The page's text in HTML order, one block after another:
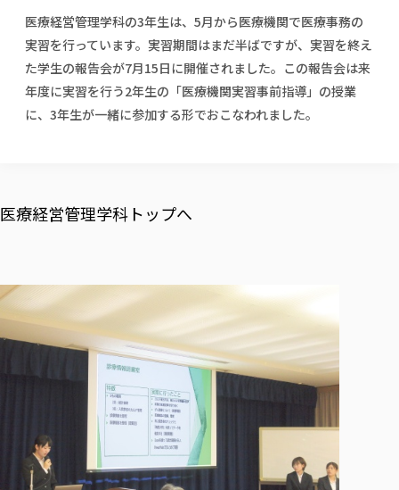
寄附の受け入れ
関連法人
教職員募集
役員・評議員一覧
一般事業主行動計画
公的資金等の不正使用の防止に関する基本方針
研究活動における不正行為の防止等に関する対応
大学広報誌「TFU Newsletter 東北福祉大学通信」
放射線モニタリング測定結果（国見キャンパス）
ガバナンス・コード
中期事業計画
事業計画／財務・事業報告
大学評価
学部・学科等設置計画履行状況報告書
健康科学部
保健看護学科
リハビリテーション学科
医療経営管理学科
産業福祉マネジメント学科
情報福祉マネジメント学科
仏教専修科
総合福祉学研究科 福祉心理学専攻 修士課程
教育学研究科 教育学専攻 修士課程
通信教育部
通信制大学院 総合福祉学研究科 福祉心理学専攻 修士課程
その他の就学機会
学びの特徴
学びの特徴
初年次教育（リエゾンゼミⅠ）
実学臨床教育（総合福祉学部のみ履修可能）
教員紹介・業績
学びのサポート
学びのサポート
オープンキャンパス
東北福祉大学のキャリアサポート
東北福祉大学のキャリアサポート
進路・就職支援
採用ご担当者様へ
採用ご担当者様へ
単独学内説明会のご案内
資格取得報奨制度について
卒業生の方
卒業生アンケート
東北福祉大学のDNA
在学生インタビュー
体育会・運動サークル紹介
文化会・文化系サークル紹介
大学指定団体紹介
国際交流TOP
交換留学生 Exchange students
海外留学・研修
Prospective Students
スタッフ紹介
ニュース一覧
社会連携・研究
社会連携・研究 TOP
東北福祉大学の研究活動
共同研究等をご検討の皆様へ
東北福祉大学の紀要・リポジトリ
東北福祉大学教育・教職センター特別支援教育研究年報一覧
芹沢銈介美術工芸館年報
東北福祉大学機関リポジトリ
東北福祉大学オープンアクセス方針
産学・産学官連携
「高齢者のフレイル予防及びデジタルデバイド解消に向けた産
高齢者施設特化型モジュラー車いす開発
学生参加 × 産学官連携 ～ 「行学一如」の実践
社会貢献・地域連携活動
社会貢献・地域連携活動報告書
各種社会貢献活動の窓口
伝承講座「311『伝える／備える』次世代塾」
JICA草の根技術協力事業
被災地の子ども支援活動
生涯学習・社会人講座
自治体・団体等との主な協定
自治体・団体等との主な協定
研究所について
研究者のご紹介
生涯教育・キャリア教育
TFU教育フォーラム
同窓会
学内ポータルシステム
Universal Passport
医療経営管理学科の3年生は、5月から医療機関で医療事務の
実習を行っています。実習期間はまだ半ばですが、実習を終え
た学生の報告会が7月15日に開催されました。この報告会は来
年度に実習を行う2年生の「医療機関実習事前指導」の授業
に、3年生が一緒に参加する形でおこなわれました。
医療経営管理学科トップへ